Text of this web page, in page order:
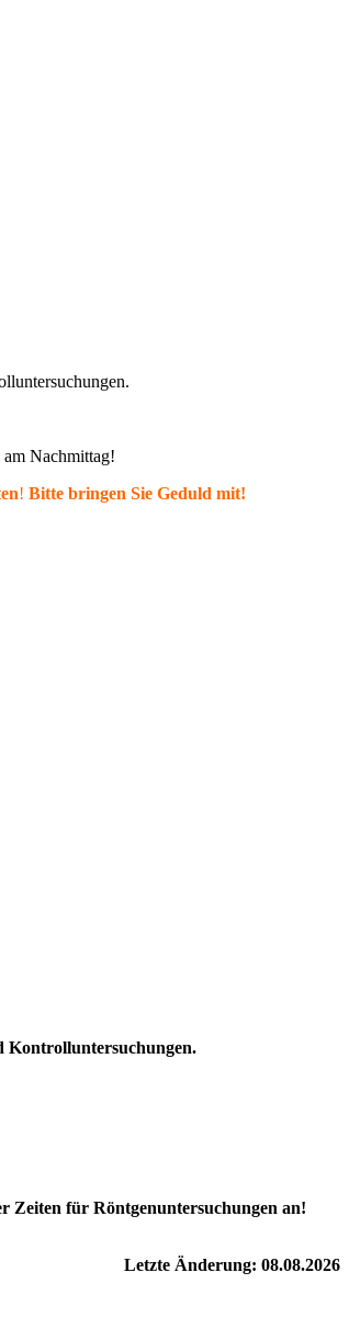
am Nachmittag!
! Bitte bringen Sie Geduld mit!
Kontrolluntersuchungen.
Zeiten für Röntgenuntersuchungen an!
Letzte Änderung: 08.08.2026